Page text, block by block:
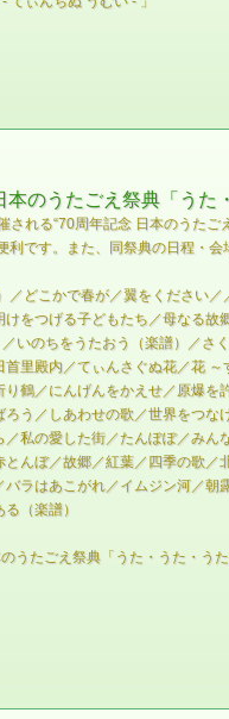
本のうたごえ祭典「う
れる“70周年記念 日本のうた
です。また、同祭典の日程・会
／どこかで春が／翼をください
をつげる子どもたち／母なる
いのちをうたおう（楽譜）／
里殿内／てぃんさぐぬ花／花
鶴／にんげんをかえせ／原爆
う／しあわせの歌／世界をつ
私の愛した街／たんぽぽ／み
んぼ／故郷／紅葉／四季の歌
ラはあこがれ／イムジン河／
（楽譜）
うたごえ祭典「うた・うた・う